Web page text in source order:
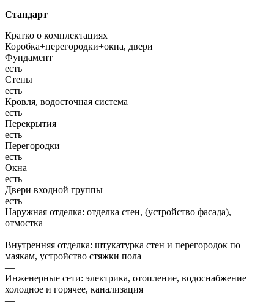
Стандарт
Кратко о комплектациях
Коробка+перегородки+окна, двери
Фундамент
есть
Стены
есть
Кровля, водосточная система
есть
Перекрытия
есть
Перегородки
есть
Окна
есть
Двери входной группы
есть
Наружная отделка: отделка стен, (устройство фасада),
отмостка
—
Внутренняя отделка: штукатурка стен и перегородок по
маякам, устройство стяжки пола
—
Инженерные сети: электрика, отопление, водоснабжение
холодное и горячее, канализация
—